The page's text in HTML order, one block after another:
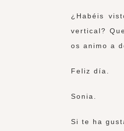
¿Habéis
vertical?
os animo a
Feliz día.
Sonia.
Si te ha